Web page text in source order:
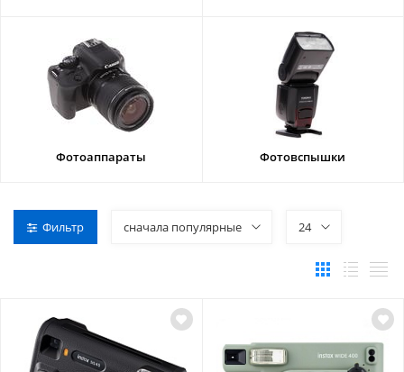
Фотоаппараты Фотовспышки
Фильтр сначала популярные 24